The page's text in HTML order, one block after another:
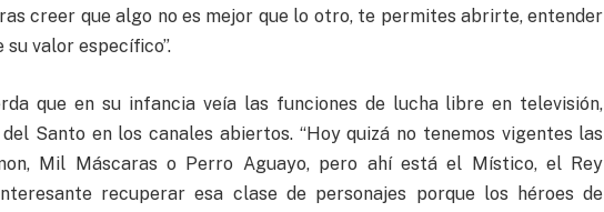
creer que algo no es mejor que lo otro, te permites abrirte, entender
valor específico”.
que en su infancia veía las funciones de lucha libre en televisión,
Santo en los canales abiertos. “Hoy quizá no tenemos vigentes las
Mil Máscaras o Perro Aguayo, pero ahí está el Místico, el Rey
recuperar esa clase de personajes porque los héroes de